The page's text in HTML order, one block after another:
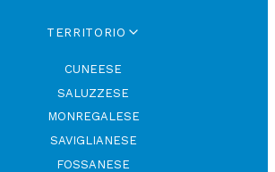
TERRITORIO
CUNEESE
SALUZZESE
MONREGALESE
SAVIGLIANESE
FOSSANESE